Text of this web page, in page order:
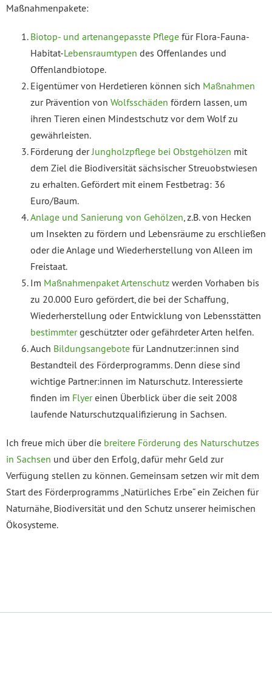
Maßnahmenpakete:
Biotop- und artenangepasste Pflege für Flora-Fauna-
Habitat-Lebensraumtypen des Offenlandes und
Offenlandbiotope.
Eigentümer von Herdetieren können sich Maßnahmen
zur Prävention von Wolfsschäden fördern lassen, um
ihren Tieren einen Mindestschutz vor dem Wolf zu
gewährleisten.
Förderung derJungholzpflege bei Obstgehölzen mit
dem Ziel die Biodiversität sächsischer Streuobstwiesen
zu erhalten. Gefördert mit einem Festbetrag: 36
Euro/Baum.
Anlage und Sanierung von Gehölzen, z.B. von Hecken
um Insekten zu fördern und Lebensräume zu erschließen
oder die Anlage und Wiederherstellung von Alleen im
Freistaat.
Im Maßnahmenpaket Artenschutz werden Vorhaben bis
zu 20.000 Euro gefördert, die bei der Schaffung,
Wiederherstellung oder Entwicklung von Lebensstätten
bestimmtergeschützter oder gefährdeter Arten helfen.
Auch Bildungsangebote für Landnutzer:innen sind
Bestandteil des Förderprogramms. Denn diese sind
wichtige Partner:innen im Naturschutz. Interessierte
finden im Flyereinen Überblick über die seit 2008
laufende Naturschutzqualifizierung in Sachsen.
Ich freue mich über die breitere Förderung des Naturschutzes
in Sachsen und über den Erfolg, dafür mehr Geld zur
Verfügung stellen zu können. Gemeinsam setzen wir mit dem
Start des Förderprogramms „Natürliches Erbe“ ein Zeichen für
Naturnähe, Biodiversität und den Schutz unserer heimischen
Ökosysteme.